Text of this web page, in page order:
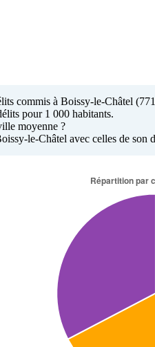
commis à Boissy-le-Châtel
pour 1 000 habitants.
moyenne ?
le-Châtel avec celles de